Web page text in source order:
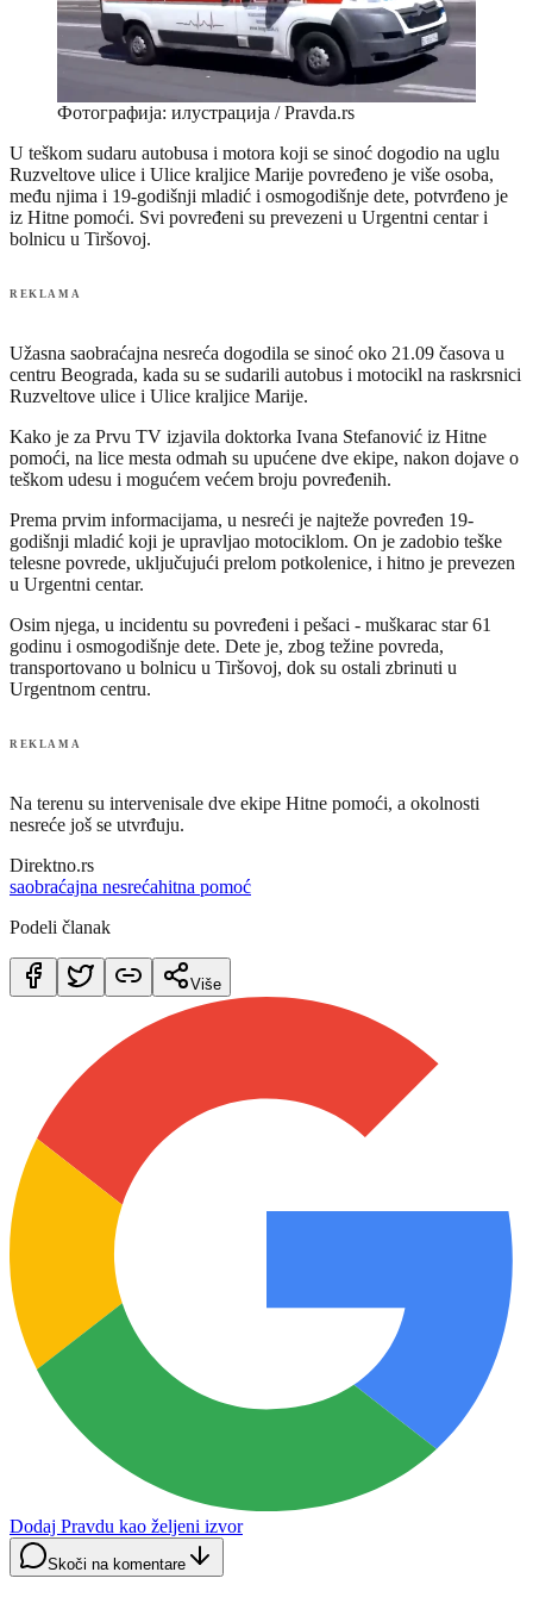
Фотографија: илустрација / Pravda.rs
U teškom sudaru autobusa i motora koji se sinoć dogodio na uglu
Ruzveltove ulice i Ulice kraljice Marije povređeno je više osoba,
među njima i 19-godišnji mladić i osmogodišnje dete, potvrđeno je
iz Hitne pomoći. Svi povređeni su prevezeni u Urgentni centar i
bolnicu u Tiršovoj.
REKLAMA
Užasna saobraćajna nesreća dogodila se sinoć oko 21.09 časova u
centru Beograda, kada su se sudarili autobus i motocikl na raskrsnici
Ruzveltove ulice i Ulice kraljice Marije.
Kako je za Prvu TV izjavila doktorka Ivana Stefanović iz Hitne
pomoći, na lice mesta odmah su upućene dve ekipe, nakon dojave o
teškom udesu i mogućem većem broju povređenih.
Prema prvim informacijama, u nesreći je najteže povređen 19-
godišnji mladić koji je upravljao motociklom. On je zadobio teške
telesne povrede, uključujući prelom potkolenice, i hitno je prevezen
u Urgentni centar.
Osim njega, u incidentu su povređeni i pešaci - muškarac star 61
godinu i osmogodišnje dete. Dete je, zbog težine povreda,
transportovano u bolnicu u Tiršovoj, dok su ostali zbrinuti u
Urgentnom centru.
REKLAMA
Na terenu su intervenisale dve ekipe Hitne pomoći, a okolnosti
nesreće još se utvrđuju.
Direktno.rs
saobraćajna nesrećahitna pomoć
Podeli članak
Više
Dodaj Pravdu kao željeni izvor
Skoči na komentare